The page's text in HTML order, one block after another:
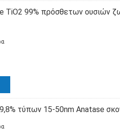
TiO2 99% πρόσθετων ουσιών
τύπων 15-50nm Anatase